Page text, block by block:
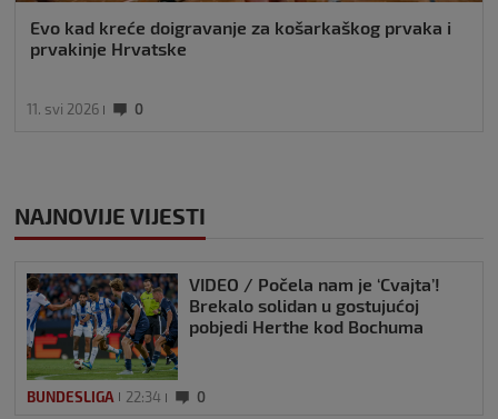
Evo kad kreće doigravanje za košarkaškog prvaka i
prvakinje Hrvatske
11. svi 2026 0
NAJNOVIJE VIJESTI
VIDEO / Počela nam je ‘Cvajta’!
Brekalo solidan u gostujućoj
pobjedi Herthe kod Bochuma
BUNDESLIGA 22:34 0